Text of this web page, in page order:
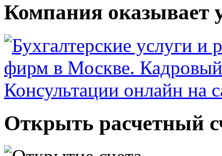
Компания оказывает
Открыть расчетный